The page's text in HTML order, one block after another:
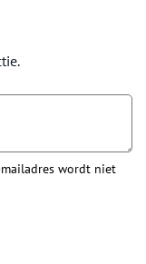
wordt niet